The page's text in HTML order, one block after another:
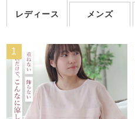
レディース メンズ
1